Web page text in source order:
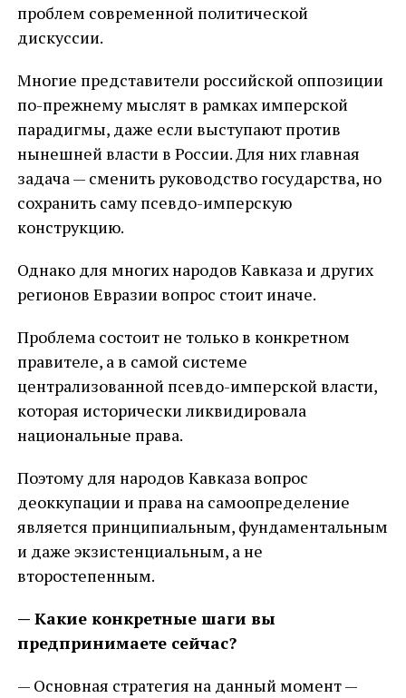
проблем современной политической
дискуссии.
Многие представители российской оппозиции
по-прежнему мыслят в рамках имперской
парадигмы, даже если выступают против
нынешней власти в России. Для них главная
задача — сменить руководство государства, но
сохранить саму псевдо-имперскую
конструкцию.
Однако для многих народов Кавказа и других
регионов Евразии вопрос стоит иначе.
Проблема состоит не только в конкретном
правителе, а в самой системе
централизованной псевдо-имперской власти,
которая исторически ликвидировала
национальные права.
Поэтому для народов Кавказа вопрос
деоккупации и права на самоопределение
является принципиальным, фундаментальным
и даже экзистенциальным, а не
второстепенным.
— Какие конкретные шаги вы
предпринимаете сейчас?
— Основная стратегия на данный момент —